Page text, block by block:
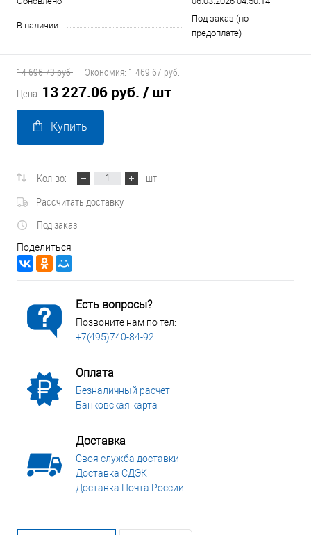
В наличии
Под заказ (по
предоплате)
14 696.73 руб. Экономия: 1 469.67 руб.
Цена: 13 227.06 руб. / шт
Купить
Кол-во:
шт
Рассчитать доставку
Под заказ
Поделиться
Есть вопросы?
Позвоните нам по тел:
+7(495)740-84-92
Оплата
Безналичный расчет
Банковская карта
Доставка
Своя служба доставки
Доставка СДЭК
Доставка Почта России